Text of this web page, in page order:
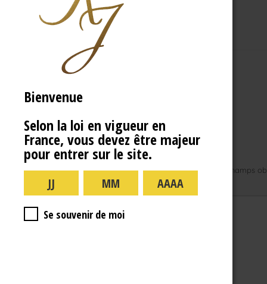
Laisser un commentaire
Votre adresse e-mail ne sera pas publiée. Les champs
Commentaire*
Bienvenue
Selon la loi en vigueur en
France, vous devez être majeur
pour entrer sur le site.
Se souvenir de moi